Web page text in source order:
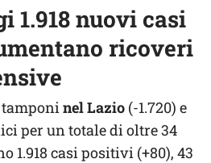
1.918 nuovi casi
ricoveri
tamponi nel Lazio (-1.720) e
per un totale di oltre 34
1.918 casi positivi (+80), 43